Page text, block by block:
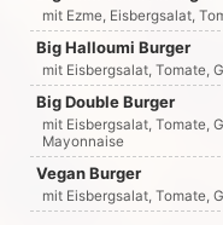
mit Ezme, Eisbergsalat,
Big Halloumi Burger
mit Eisbergsalat, Tomate,
Big Double Burger
mit Eisbergsalat, Tomate,
Mayonnaise
Vegan Burger
mit Eisbergsalat, Tomate,